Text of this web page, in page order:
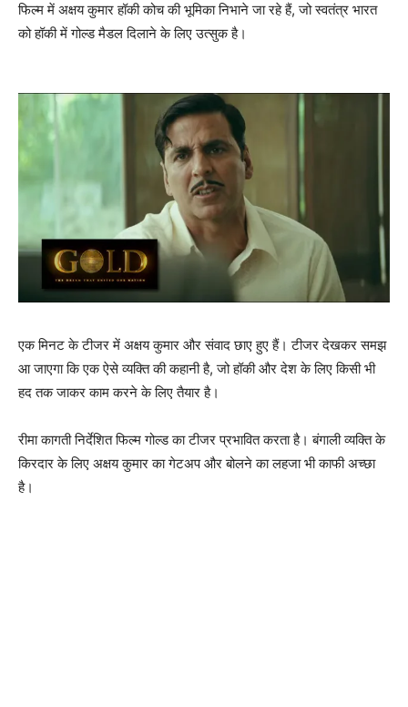
फिल्म में अक्षय कुमार हॉकी कोच की भूमिका निभाने जा रहे हैं, जो स्वतंत्र भारत
को हॉकी में गोल्ड मैडल दिलाने के लिए उत्सुक है।
एक मिनट के टीजर में अक्षय कुमार और संवाद छाए हुए हैं। टीजर देखकर समझ
आ जाएगा कि एक ऐसे व्यक्ति की कहानी है, जो हॉकी और देश के लिए किसी भी
हद तक जाकर काम करने के लिए तैयार है।
रीमा कागती निर्देशित फिल्म गोल्ड का टीजर प्रभावित करता है। बंगाली व्यक्ति के
किरदार के लिए अक्षय कुमार का गेटअप और बोलने का लहजा भी काफी अच्छा
है।